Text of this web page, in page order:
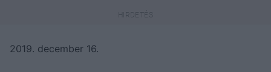
2019. december 16.